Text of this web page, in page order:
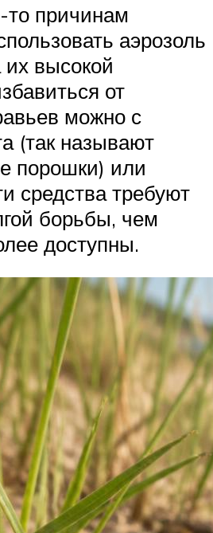
то причинам
аэрозоль
их высокой
от
можно с
(так называют
порошки) или
средства требуют
борьбы, чем
доступны.